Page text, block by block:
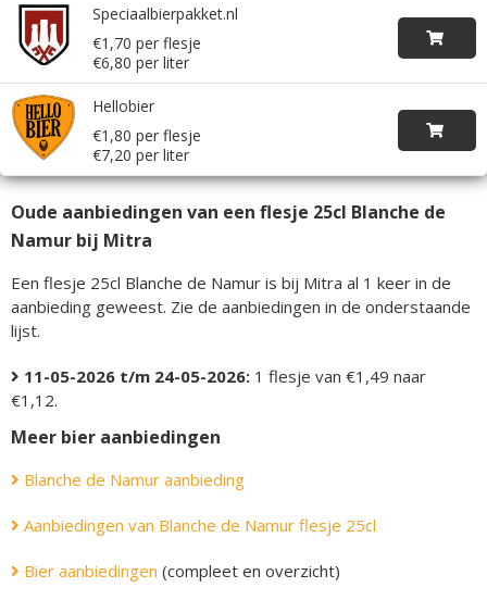
Speciaalbierpakket.nl
€1,70 per flesje
€6,80 per liter
Hellobier
€1,80 per flesje
€7,20 per liter
Oude aanbiedingen van een flesje 25cl Blanche de
Namur bij Mitra
Een flesje 25cl Blanche de Namur is bij Mitra al 1 keer in de
aanbieding geweest. Zie de aanbiedingen in de onderstaande
lijst.
11-05-2026 t/m 24-05-2026: 1 flesje van €1,49 naar
€1,12.
Meer bier aanbiedingen
Blanche de Namur aanbieding
Aanbiedingen van Blanche de Namur flesje 25cl
Bier aanbiedingen (compleet en overzicht)